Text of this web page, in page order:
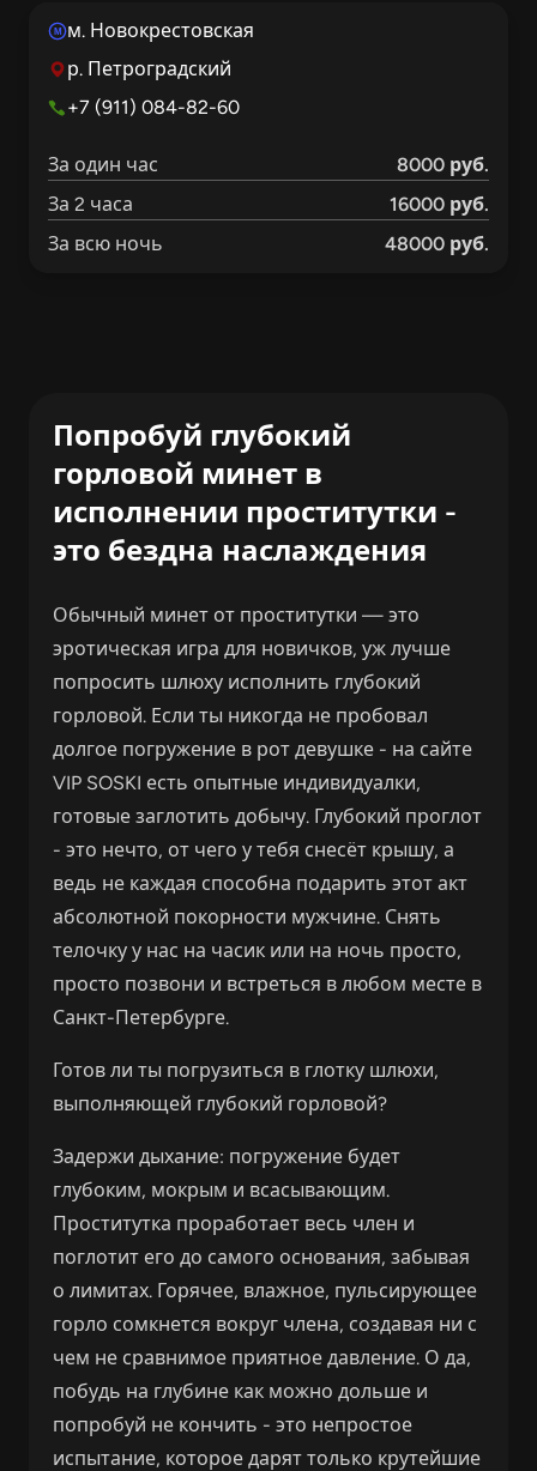
M
м. Новокрестовская
р. Петроградский
+7 (911) 084-82-60
За один час
8000 руб.
За 2 часа
16000 руб.
За всю ночь
48000 руб.
Попробуй глубокий
горловой минет в
исполнении проститутки -
это бездна наслаждения
Обычный минет от проститутки — это
эротическая игра для новичков, уж лучше
попросить шлюху исполнить глубокий
горловой. Если ты никогда не пробовал
долгое погружение в рот девушке - на сайте
VIP SOSKI есть опытные индивидуалки,
готовые заглотить добычу. Глубокий проглот
- это нечто, от чего у тебя снесёт крышу, а
ведь не каждая способна подарить этот акт
абсолютной покорности мужчине. Снять
телочку у нас на часик или на ночь просто,
просто позвони и встреться в любом месте в
Санкт-Петербурге.
Готов ли ты погрузиться в глотку шлюхи,
выполняющей глубокий горловой?
Задержи дыхание: погружение будет
глубоким, мокрым и всасывающим.
Проститутка проработает весь член и
поглотит его до самого основания, забывая
о лимитах. Горячее, влажное, пульсирующее
горло сомкнется вокруг члена, создавая ни с
чем не сравнимое приятное давление. О да,
побудь на глубине как можно дольше и
попробуй не кончить - это непростое
испытание, которое дарят только крутейшие